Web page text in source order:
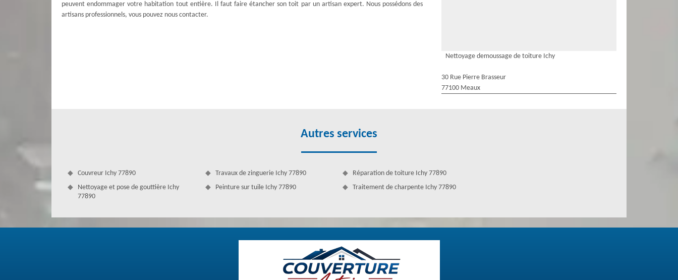
peuvent endommager votre habitation tout entière. Il faut faire étancher son toit par un artisan expert. Nous possédons des
artisans professionnels, vous pouvez nous contacter.
Une entreprise aguerrie pour le démoussage de toiture (Ichy)
Le nettoyage de toit est annuel, à faire au moins une fois par an entre les saisons de printemps et de l'automne. En plus de
nettoyer la toiture, nos artisans peuvent autant effectuer l'entretien préventif. L’étanchéité de toiture permet d’avoir une
Nettoyage demoussage de toiture Ichy
30 Rue Pierre Brasseur
77100 Meaux
Autres services
Couvreur Ichy 77890
Nettoyage et pose de gouttière Ichy
77890
Travaux de zinguerie Ichy 77890
Peinture sur tuile Ichy 77890
Réparation de toiture Ichy 77890
Traitement de charpente Ichy 77890